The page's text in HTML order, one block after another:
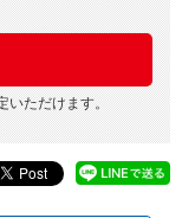
いただけます。